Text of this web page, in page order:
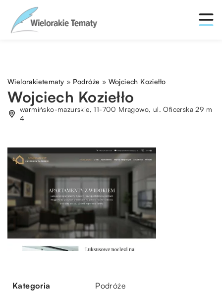
Wielorakietematy » Podróże » Wojciech Koziełło
Wojciech Koziełło
warmińsko-mazurskie, 11-700 Mrągowo, ul. Oficerska 29 m
4
Kategoria Podróże